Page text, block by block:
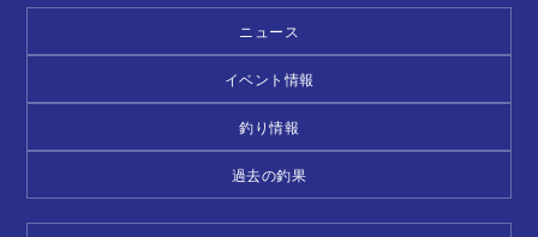
ニュース
イベント情報
釣り情報
過去の釣果